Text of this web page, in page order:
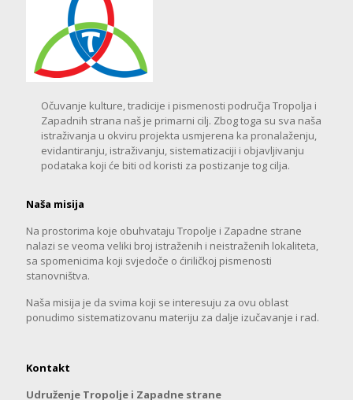
Očuvanje kulture, tradicije i pismenosti područja Tropolja i
Zapadnih strana naš je primarni cilj. Zbog toga su sva naša
istraživanja u okviru projekta usmjerena ka pronalaženju,
evidantiranju, istraživanju, sistematizaciji i objavljivanju
podataka koji će biti od koristi za postizanje tog cilja.
Naša misija
Na prostorima koje obuhvataju Tropolje i Zapadne strane
nalazi se veoma veliki broj istraženih i neistraženih lokaliteta,
sa spomenicima koji svjedoče o ćiriličkoj pismenosti
stanovništva.
Naša misija je da svima koji se interesuju za ovu oblast
ponudimo sistematizovanu materiju za dalje izučavanje i rad.
Kontakt
Udruženje Tropolje i Zapadne strane